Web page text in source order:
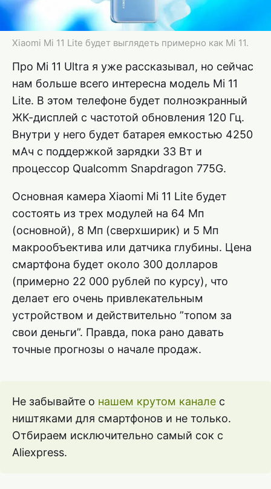
Xiaomi Mi 11 Lite будет выглядеть примерно как Mi 11.
Про Mi 11 Ultra я уже рассказывал, но сейчас
нам больше всего интересна модель Mi 11
Lite. В этом телефоне будет полноэкранный
ЖК-дисплей с частотой обновления 120 Гц.
Внутри у него будет батарея емкостью 4250
мАч с поддержкой зарядки 33 Вт и
процессор Qualcomm Snapdragon 775G.
Основная камера Xiaomi Mi 11 Lite будет
состоять из трех модулей на 64 Мп
(основной), 8 Мп (сверхширик) и 5 Мп
макрообъектива или датчика глубины. Цена
смартфона будет около 300 долларов
(примерно 22 000 рублей по курсу), что
делает его очень привлекательным
устройством и действительно ”топом за
свои деньги”. Правда, пока рано давать
точные прогнозы о начале продаж.
Не забывайте о нашем крутом канале с
ништяками для смартфонов и не только.
Отбираем исключительно самый сок с
Aliexpress.